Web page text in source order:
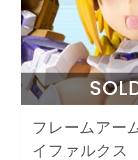
フレームアー
イファルクス